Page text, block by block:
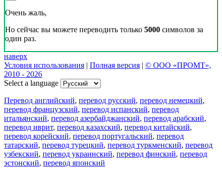
Очень жаль,
Но сейчас вы можете переводить только 5000 символов за
один раз.
наверх
Условия использования | Полная версия | © ООО «ПРОМТ»,
2010 - 2026
Select a language
Перевод английский, перевод русский, перевод немецкий,
перевод французский, перевод испанский, перевод
итальянский, перевод азербайджанский, перевод арабский,
перевод иврит, перевод казахский, перевод китайский,
перевод корейский, перевод португальский, перевод
татарский, перевод турецкий, перевод туркменский, перевод
узбекский, перевод украинский, перевод финский, перевод
эстонский, перевод японский